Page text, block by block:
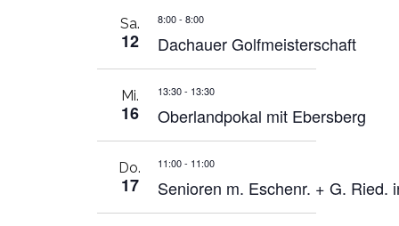
Sa.
12
8:00- 8:00
Dachauer Golfmeisterschaft
Mi.
16
13:30- 13:30
Oberlandpokal mit Ebersberg
Do.
17
11:00- 11:00
Senioren m. Eschenr. + G. Ried.